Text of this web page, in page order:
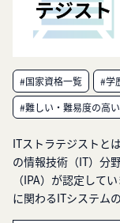
#国家資格一覧
#学
#難しい・難易度の高
ITストラテジストと
の情報技術（IT）分
（IPA）が認定して
に関わるITシステム